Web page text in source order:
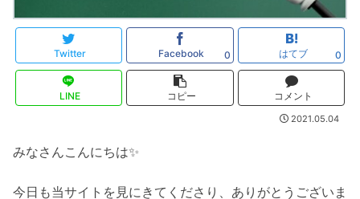
Twitter Facebook 0 はてブ 0
LINE コピー コメント
2021.05.04
みなさんこんにちは✨
今日も当サイトを見にきてくださり、ありがとうございま